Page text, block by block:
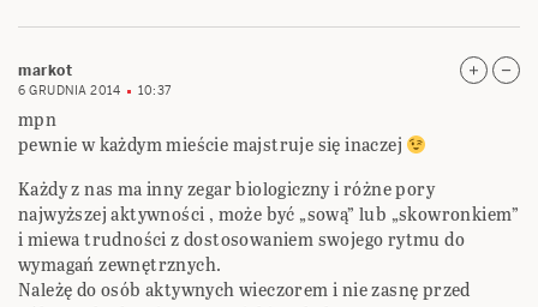
markot
6 GRUDNIA 2014 10:37
mpn
pewnie w każdym mieście majstruje się inaczej
Każdy z nas ma inny zegar biologiczny i różne pory
najwyższej aktywności , może być „sową” lub „skowronkiem”
i miewa trudności z dostosowaniem swojego rytmu do
wymagań zewnętrznych.
Należę do osób aktywnych wieczorem i nie zasnę przed